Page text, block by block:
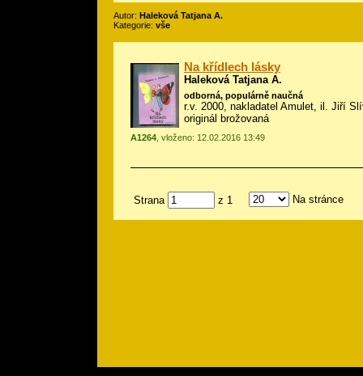
Autor: Haleková Tatjana A.
Kategorie: vše
Na křídlech lásky
Haleková Tatjana A.
odborná, populárně naučná
r.v. 2000, nakladatel Amulet, il. Jiří
originál brožovaná
A1264 , vloženo: 12.02.2016 13:49
Strana z 1 Na stránce